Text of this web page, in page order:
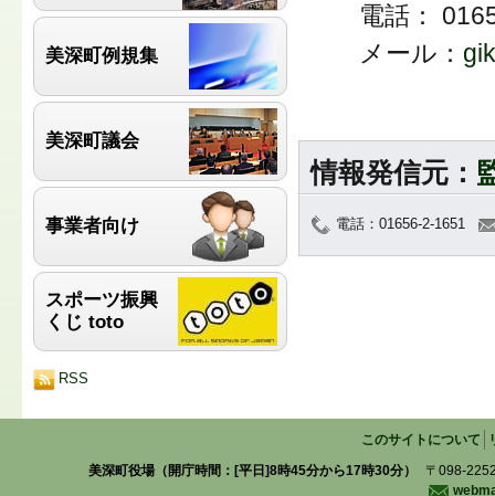
電話：
メール：
情報発信元：
電話：01656-2-1651
美深町例規集
美深町議会
事業者向け
スポーツ振興
くじ toto
RSS
このサイトについて
美深町役場（開庁時間：[平日]8時45分から17時30分）
〒098-